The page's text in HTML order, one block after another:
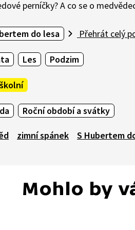
perníčky? A co se o
do lesa Přehrát celý
Les Podzim
Roční období a svátky
zimní spánek S Hubertem
Mohlo by